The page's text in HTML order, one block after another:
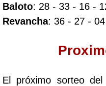
Pick 4 Noche
Pijao de Oro
Saman de la
Baloto: 28 - 33 - 16 -
Revancha: 36 - 27 -
El próximo sorteo